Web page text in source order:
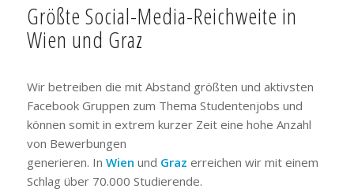
Größte Social-Media-Reichweite in
Wien und Graz
Wir betreiben die mit Abstand größten und aktivsten
Facebook Gruppen zum Thema Studentenjobs und
können somit in extrem kurzer Zeit eine hohe Anzahl
von Bewerbungen
generieren. In Wien und Graz erreichen wir mit einem
Schlag über 70.000 Studierende.